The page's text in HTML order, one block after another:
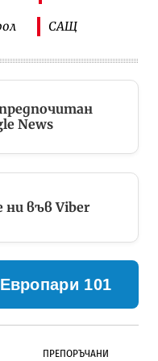
САЩ
News
ни във Viber
101
ПРЕПОРЪЧАНИ